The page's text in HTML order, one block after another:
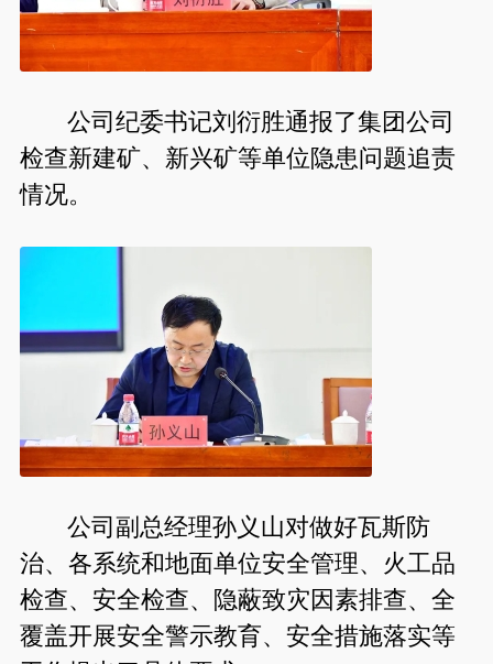
公司纪委书记刘衍胜通报了集团公司
检查新建矿、新兴矿等单位隐患问题追责
情况。
公司副总经理孙义山对做好瓦斯防
治、各系统和地面单位安全管理、火工品
检查、安全检查、隐蔽致灾因素排查、全
覆盖开展安全警示教育、安全措施落实等